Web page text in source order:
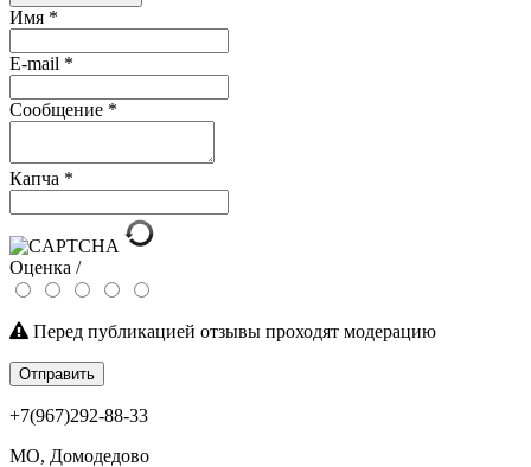
Имя *
E-mail *
Сообщение *
Капча *
Оценка /
Перед публикацией отзывы проходят модерацию
Отправить
+7(967)292-88-33
МО, Домодедово